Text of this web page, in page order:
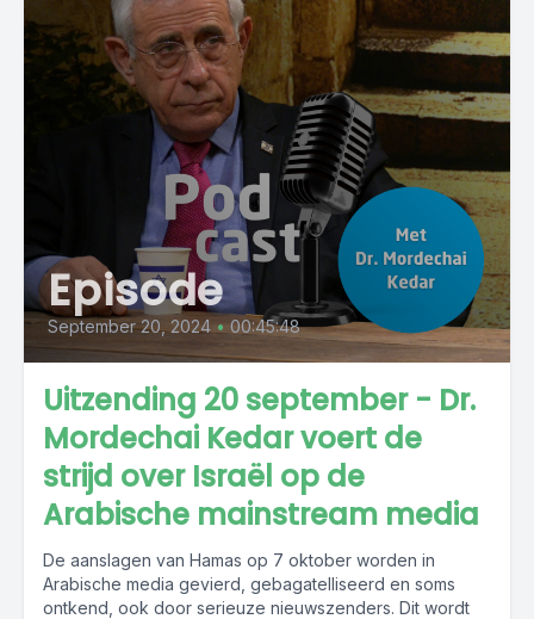
Episode
September 20, 2024 • 00:45:48
Uitzending 20 september - Dr.
Mordechai Kedar voert de
strijd over Israël op de
Arabische mainstream media
De aanslagen van Hamas op 7 oktober worden in
Arabische media gevierd, gebagatelliseerd en soms
ontkend, ook door serieuze nieuwszenders. Dit wordt